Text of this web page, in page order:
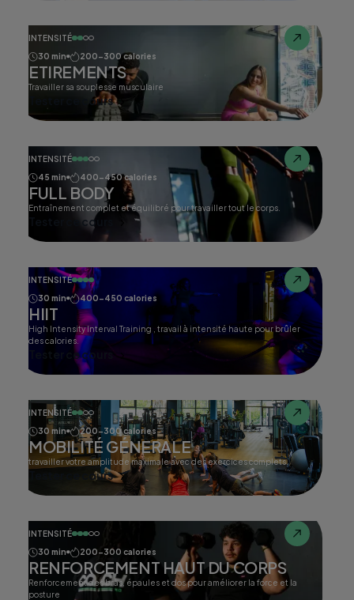
INTENSITÉ
30 min
200-300 calories
ETIREMENTS
Travailler sa souplesse musculaire
Tester ce cours
INTENSITÉ
45 min
400-450 calories
FULL BODY
Entraînement complet et équilibré pour travailler tout le corps.
Tester ce cours
INTENSITÉ
30 min
400-450 calories
HIIT
High Intensity Interval Training , travail à intensité haute pour brûler
des calories.
Tester ce cours
INTENSITÉ
30 min
200-300 calories
MOBILITÉ GÉNERALE
travailler votre amplitude maximale avec des exercices complets.
Tester ce cours
INTENSITÉ
30 min
200-300 calories
RENFORCEMENT HAUT DU CORPS
Renforcement des bras, épaules et dos pour améliorer la force et la
posture